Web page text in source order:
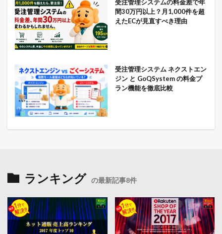
受注管理システムの料金差で年
間30万円以上？月1,000件を超
えたECが見直すべき理由
受注管理システム ネクストエン
ジン と GoQSystem の料金プ
ラン機能を徹底比較
ランキング の最新記事8件